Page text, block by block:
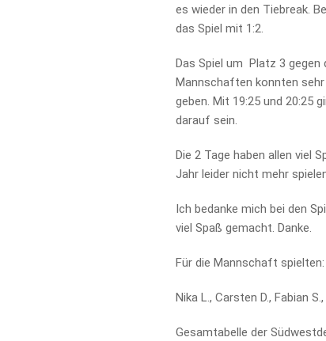
es wieder in den Tiebreak.
das Spiel mit 1:2.
Das Spiel um Platz 3 gegen
Mannschaften konnten
geben. Mit 19:25 und 20:25
darauf sein.
Die 2 Tage haben allen viel
Jahr leider nicht mehr
Ich bedanke mich bei den
viel Spaß gemacht. Danke.
Für die Mannschaft spielten:
Nika L., Carsten D., Fabian
Gesamtabelle der